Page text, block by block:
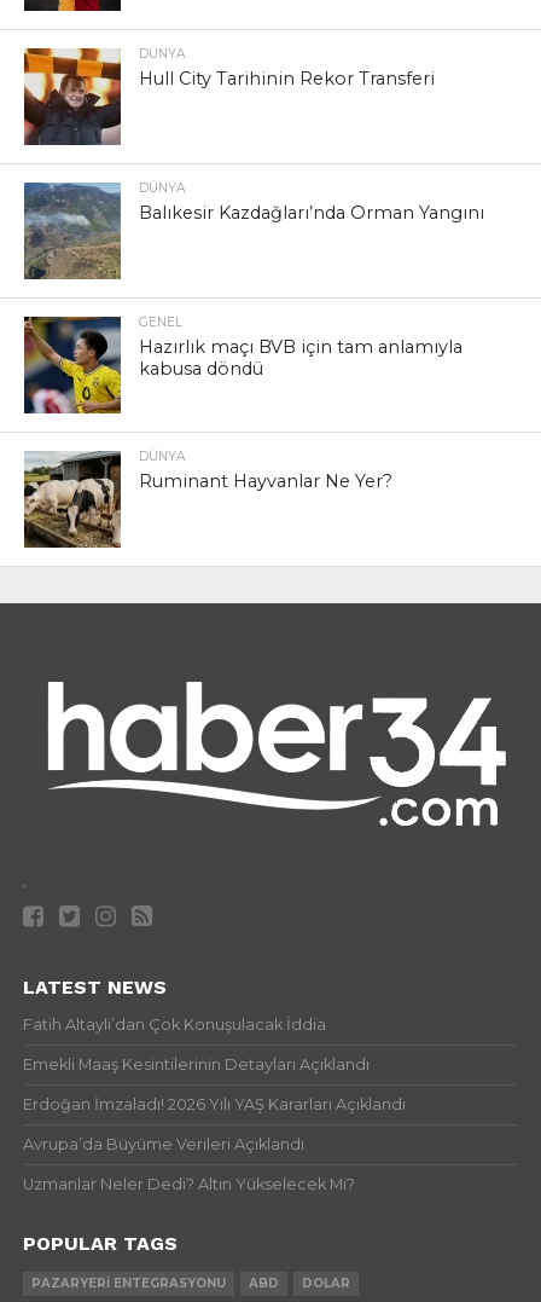
DÜNYA
Hull City Tarihinin Rekor Transferi
DÜNYA
Balıkesir Kazdağları’nda Orman Yangını
GENEL
Hazırlık maçı BVB için tam anlamıyla
kabusa döndü
DÜNYA
Ruminant Hayvanlar Ne Yer?
.
LATEST NEWS
Fatih Altaylı’dan Çok Konuşulacak İddia
Emekli Maaş Kesintilerinin Detayları Açıklandı
Erdoğan İmzaladı! 2026 Yılı YAŞ Kararları Açıklandı
Avrupa’da Büyüme Verileri Açıklandı
Uzmanlar Neler Dedi? Altın Yükselecek Mi?
POPULAR TAGS
PAZARYERI ENTEGRASYONU ABD DOLAR